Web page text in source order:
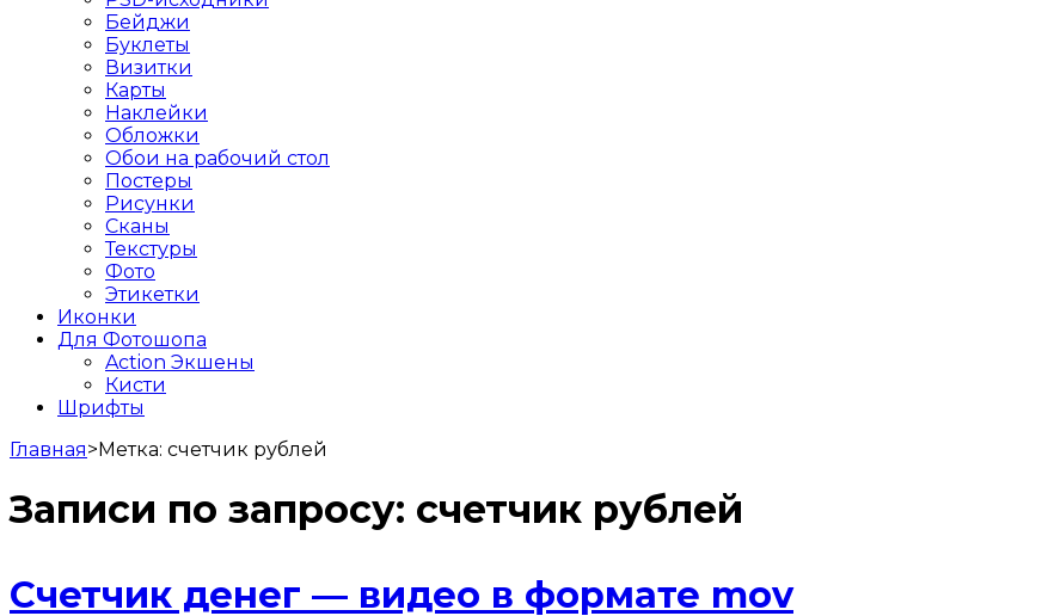
Бейджи
Буклеты
Визитки
Карты
Наклейки
Обложки
Обои на рабочий стол
Постеры
Рисунки
Сканы
Текстуры
Фото
Этикетки
Иконки
Для Фотошопа
Action Экшены
Кисти
Шрифты
Главная>Метка: счетчик рублей
Записи по запросу: счетчик рублей
Счетчик денег — видео в формате mov